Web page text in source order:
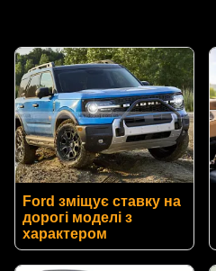
Ford зміщує ставку на
дорогі моделі з
характером